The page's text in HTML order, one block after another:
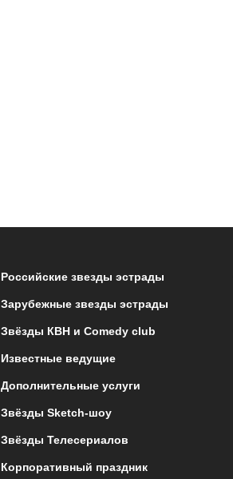
Российские звезды эстрады
Зарубежные звезды эстрады
Звёзды КВН и Comedy club
Известные ведущие
Дополнительные услуги
Звёзды Sketch-шоу
Звёзды Телесериалов
Корпоративный праздник